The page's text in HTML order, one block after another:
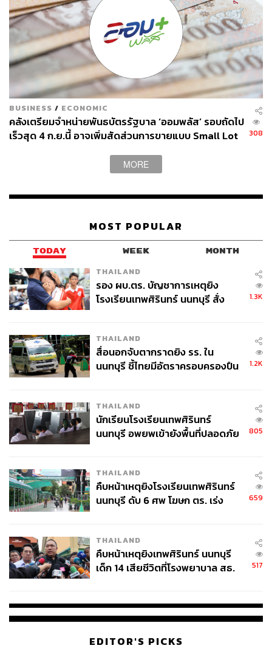
ส่วนเรื่องเพดานงบประมาณ ตนก็จำหลักการมาตั้งแต่ทำงาน
กับกรณ์ วันนี้เราใช้เต็มเพดานเพราะเราไม่มีหนทางอื่น จึง
ต้องใช้ทรัพยากรทุกอย่างให้มีค่า และหากมีความจำเป็นก็
อาจจะต้องใช้มาตรา 172
จากนั้น กรณ์ระบุว่า เอกนิติอาจจะใหม่ในการตอบกระทู้สดจึง
ไม่ได้เคร่งในการรักษาเวลา ก่อนตั้งคำถามที่ 3 ถึงกรณีของ
วรภัค ธันยาวงษ์ อดีตรัฐมนตรีช่วยว่าการกระทรวงการคลัง
ในสมัยรัฐบาลอนุทิน1 หรือบุคคลอื่นๆ ที่มีการฟอกเงินผ่าน
ตลาดทุน ที่เป็นเครือข่ายของเบน สมิธ และยิมเลียก รวมถึง
สำนักงานคณะกรรมการกำกับหลักทรัพย์แ
ที่ถูกกรมสอบสวนคดีพิเศษ (ดีเอส
ทุจริตแห่งชาติ (ป.ป.ช.) กล่าวหาว่า ละเว้นการปฏิบัติหน้าที่
MOU ของกองทุน เบน สมิธ ที่ปัจจุบันยังดำรงตำแหน่งเดิมอยู่
เหมาะสมและเป็นอุปสรรคต่อการขับเคลื่อนการกำจัดกลุ่ม
ฟอกเงินทุนเทาในตลาดหลักทรัพย์หรือไม่
ด้าน เอกนิติชี้แจงว่า ขออภัยมือใหม่ที่อธิบายยาว แต่ทั้งนี้ตน
ได้กำชับเลขาฯ ก.ล.ต.แล้ว ส่วนกรณีอดีตรัฐมนตรี ขอยืนยัน
ว่าตนเป็นคนที่เน้นเรื่องความโปร่งใส ความซื่อสัตย์สุจริต
เป็นอดีตรัฐมนตรีหรือใครก็ตาม เราจะต้องยึดหลักความถูก
ต้อง ความโปร่งใส ซึ่งหากมีข้อมูลหลักฐานต่างๆ ต้องดำเนิน
การให้สุดทางและเป็นไปตามกฎหมาย หากใครมีข้อมูลใดๆ
TAGS: สำนักงานคณะกรรมการกำกับหลักทรัพย์และ
ตลาดหลักทรัพย์ (ก.ล.ต.)
รองนายกรัฐมนตรี
กระทรวงการคลัง
เอกนิติ นิติทัณฑ์ประภาศ
วิกฤตพลังงาน
ABOUT THE AUTHOR
BUSINESS / ECONOMIC
คลังเตรียมจำหน่ายพันธบัตรรัฐบาล ‘ออมพลัส’ รอบถัดไป
เร็วสุด 4 ก.ย.นี้ อาจเพิ่มสัดส่วนการขายแบบ Small Lot
308
MORE
MOST POPULAR
TODAY WEEK MONTH
THAILAND
รอง ผบ.ตร. บัญชาการเหตุยิง
โรงเรียนเทพศิรินทร์ นนทบุรี สั่ง
1.3K
THAILAND
สื่อนอกจับตากราดยิง รร. ใน
นนทบุรี ชี้ไทยมีอัตราครอบครองปืน
1.2K
THAILAND
นักเรียนโรงเรียนเทพศิรินทร์
นนทบุรี อพยพเข้ายังพื้นที่ปลอดภัย
805
THAILAND
คืบหน้าเหตุยิงโรงเรียนเทพศิรินทร์
นนทบุรี ดับ 6 ศพ โฆษก ตร. เร่ง
659
THAILAND
คืบหน้าเหตุยิงเทพศิรินทร์ นนทบุรี
เด็ก 14 เสียชีวิตที่โรงพยาบาล สธ.
517
EDITOR'S PICKS